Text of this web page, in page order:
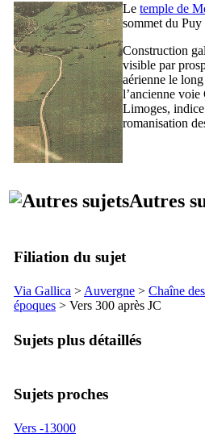
Le temple de
sommet du Puy
Construction
visible par
aérienne le
l’ancienne
Limoges,
romanisation
Autres
Filiation du sujet
Via Gallica > Auvergne > Chaîne
époques > Vers 300 après JC
Sujets plus détaillés
Sujets proches
Vers -13000